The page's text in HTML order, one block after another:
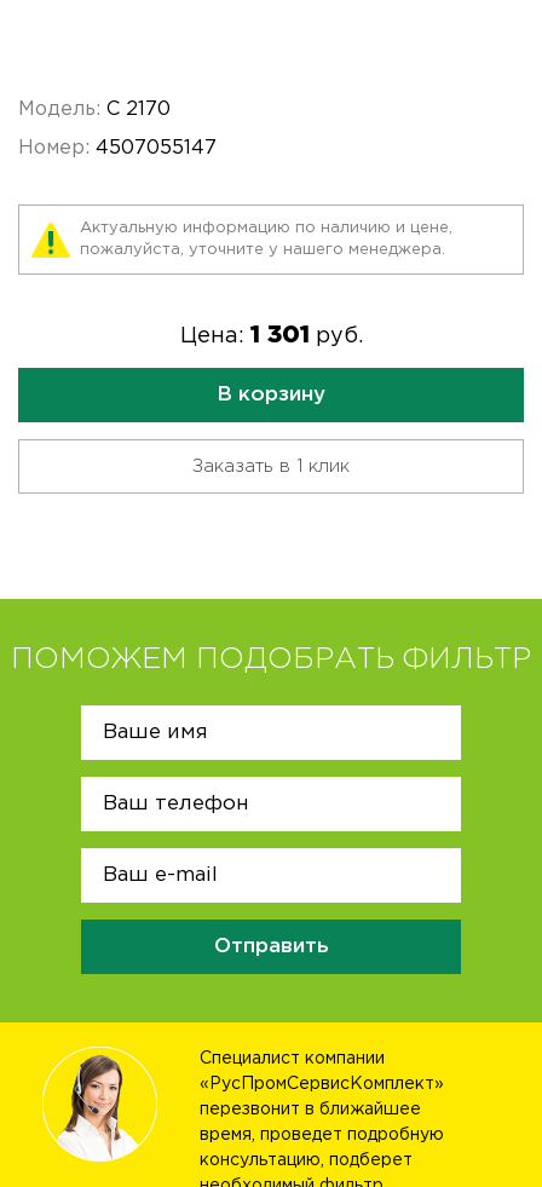
Модель: C 2170
Номер: 4507055147
Актуальную информацию по наличию и цене,
пожалуйста, уточните у нашего менеджера.
Цена: 1 301 руб.
В корзину
Заказать в 1 клик
ПОМОЖЕМ ПОДОБРАТЬ ФИЛЬТР
Отправить
Специалист компании
«РусПромСервисКомплект»
перезвонит в ближайшее
время, проведет подробную
консультацию, подберет